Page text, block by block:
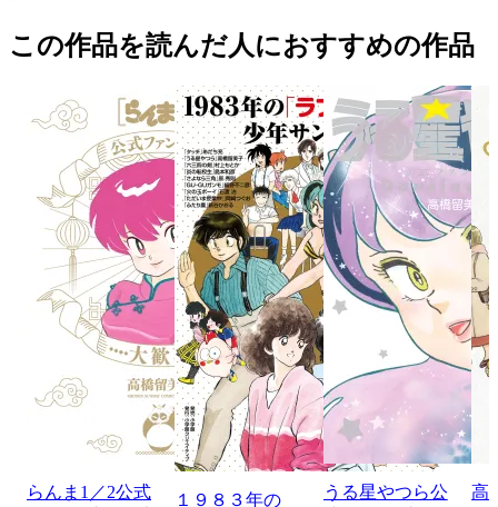
この作品を読んだ人におすすめの作品
らんま1／2公式
１９８３年の
うる星やつら公
高